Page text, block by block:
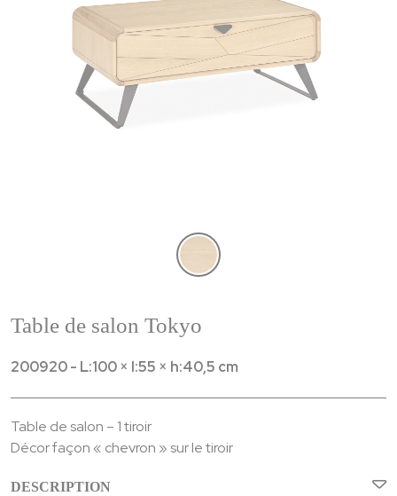
Table de salon Tokyo
200920 - L:100 × l:55 × h:40,5 cm
Table de salon – 1 tiroir
Décor façon « chevron » sur le tiroir
DESCRIPTION